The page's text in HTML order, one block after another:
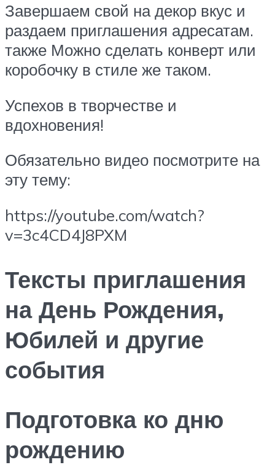
Завершаем свой на декор вкус и
раздаем приглашения адресатам.
также Можно сделать конверт или
коробочку в стиле же таком.
Успехов в творчестве и
вдохновения!
Обязательно видео посмотрите на
эту тему:
https://youtube.com/watch?
v=3c4CD4J8PXM
Тексты приглашения
на День Рождения,
Юбилей и другие
события
Подготовка ко дню
рождению